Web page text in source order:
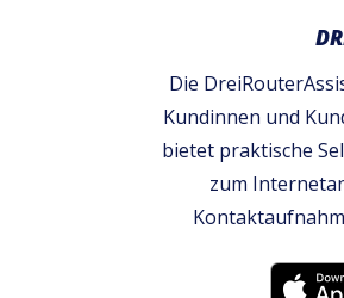
Die
Kundinnen und
bietet praktische
zum